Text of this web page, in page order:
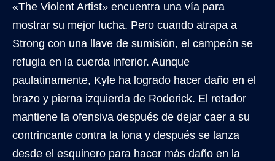
«The Violent Artist» encuentra una vía para
mostrar su mejor lucha. Pero cuando atrapa a
Strong con una llave de sumisión, el campeón se
refugia en la cuerda inferior. Aunque
paulatinamente, Kyle ha logrado hacer daño en el
brazo y pierna izquierda de Roderick. El retador
mantiene la ofensiva después de dejar caer a su
contrincante contra la lona y después se lanza
desde el esquinero para hacer más daño en la